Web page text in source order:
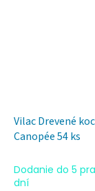
Vilac Drevené
Canopée 54 ks
Dodanie do 5
dní